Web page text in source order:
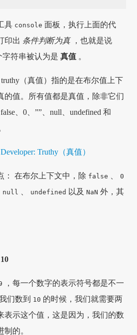
具 console 面板，执行上面的代
印出 条件判断为真，也就是说
字符串被认为是真值 。
truthy（真值）指的是在布尔值上下
的值。所有值都是真值，除非它们
、0、””、null、undefined 和
Truthy（真值）
： 在布尔上下文中，除 false 、0
null undefined 以及NaN 外，其
10
，每一个数字的表示符号都是不一
们数到 10 的时候，我们就需要两
表示这个值，这是因为，我们的数
的。